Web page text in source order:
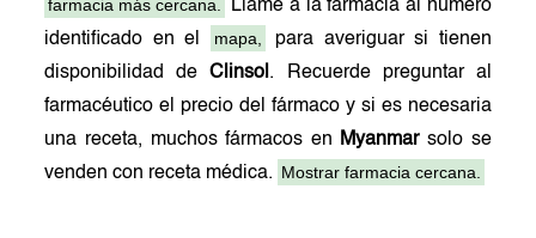
farmacia más cercana.
Llame a la farmacia al número
identificado en el
mapa,
para averiguar si tienen
disponibilidad deClinsol . Recuerde preguntar al
farmacéutico el precio del fármaco y si es necesaria
una receta, muchos fármacos en
Myanmarsolo se
venden con receta médica. Mostrar farmacia cercana.